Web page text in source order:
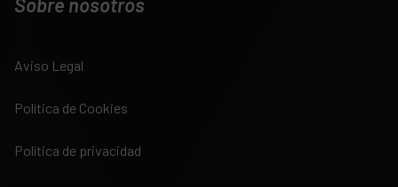
Aviso Legal
Política de Cookies
Política de privacidad